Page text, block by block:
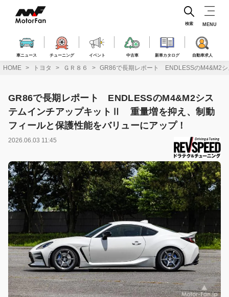
ス
車ニュース チューニング イベント 中古車 新車カタログ 自動車求人
検索 MENU
HOME トヨタ ＧＲ８６ GR86で長期レポート ENDLESSのM4&M2
GR86で長期レポート ENDLESSのM4&M2シス
テムインチアップキットⅡ 重量増を抑え、制動
フィールと保護性能をバリューにアップ！
2026.06.03 11:45